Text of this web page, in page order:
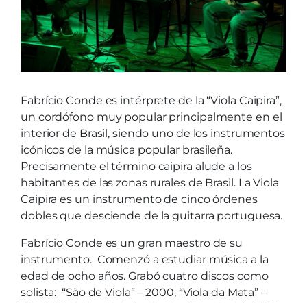
Fabrício Conde es intérprete de la “Viola Caipira”,
un cordófono muy popular principalmente en el
interior de Brasil, siendo uno de los instrumentos
icónicos de la música popular brasileña.
Precisamente el término caipira alude a los
habitantes de las zonas rurales de Brasil. La Viola
Caipira es un instrumento de cinco órdenes
dobles que desciende de la guitarra portuguesa.
Fabrício Conde es un gran maestro de su
instrumento. Comenzó a estudiar música a la
edad de ocho años. Grabó cuatro discos como
solista: “São de Viola” – 2000, “Viola da Mata” –